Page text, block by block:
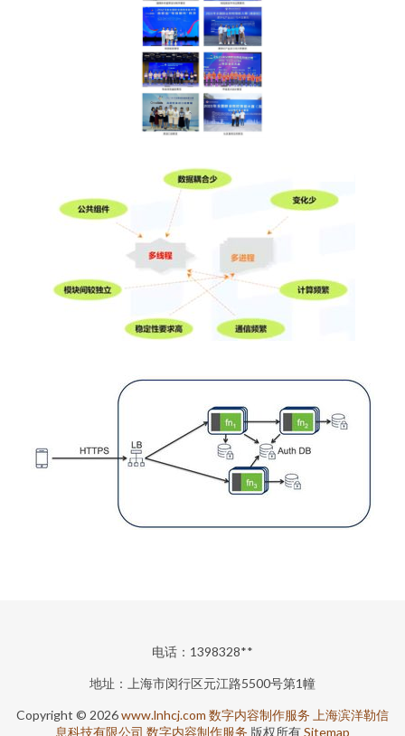
电话：1398328**
地址：上海市闵行区元江路5500号第1幢
Copyright © 2026www.lnhcj.com 数字内容制作服务 上海滨洋勒信
息科技有限公司 数字内容制作服务 版权所有Sitemap